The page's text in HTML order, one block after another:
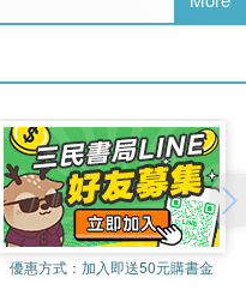
校，主修設計、廣告。第
目前為止除為各大出版社
Ein Mantel für den
、《Hol dir ein Gelb aus
）》。
優惠方式： 加入即送50元購書金